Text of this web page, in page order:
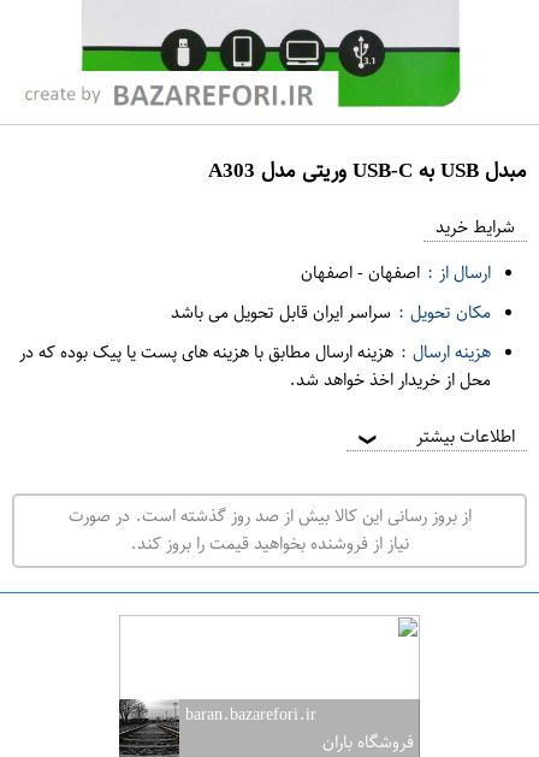
مبدل USB به USB-C وریتی مدل A303
ف
ر
ت
ه
ر
ا
شرایط خرید
ارسال از : اصفهان-اصفهان
مکان تحویل : سراسر ایران قابل تحویل می باشد
هزینه ارسال : هزینه ارسال مطابق با هزینه های پست یا پیک بوده که در
محل از خریدار اخذ خواهد شد.
اطلاعات بیشتر ❯
از بروز رسانی این کالا بیش از صد روز گذشته است. در صورت
نیاز از فروشنده بخواهید قیمت را بروز کند.
baran.bazarefori.ir
فروشگاه باران